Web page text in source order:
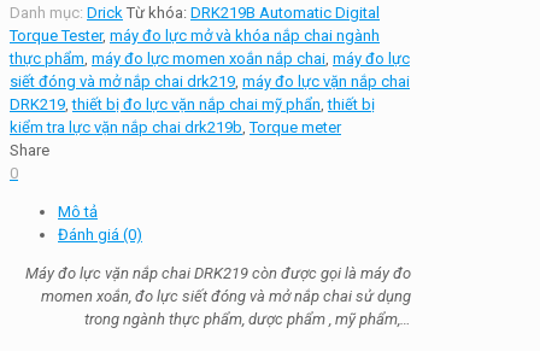
Danh mục: Drick Từ khóa: DRK219B Automatic Digital
Torque Tester, máy đo lực mở và khóa nắp chai ngành
thực phẩm máy đo lực momen xoắn nắp chai máy đo lực
siết đóng và mở nắp chai drk219 máy đo lực vặn nắp chai
DRK219 ,thiết bị đo lực vặn nắp chai mỹ phẩn ,thiết bị
kiểm tra lực vặn nắp chai drk219b ,Torque meter
Share
0
Mô tả
Đánh giá (0)
Máy đo lực vặn nắp chai DRK219 còn được gọi là máy đo
momen xoắn, đo lực siết đóng và mở nắp chai sử dụng
trong ngành thực phẩm, dược phẩm , mỹ phẩm,…